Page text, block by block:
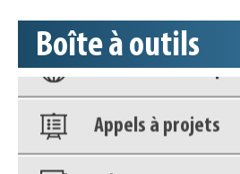
Boîte à outils
Nos veilles Scoop.it
Appels à projets
Déposer une actu !